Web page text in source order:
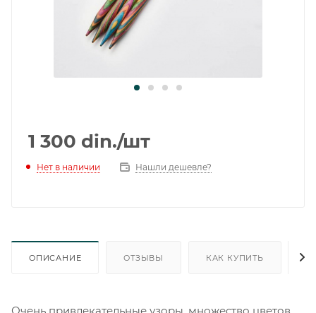
1 300 din./шт
Нет в наличии Нашли дешевле?
ОПИСАНИЕ ОТЗЫВЫ КАК КУПИТЬ